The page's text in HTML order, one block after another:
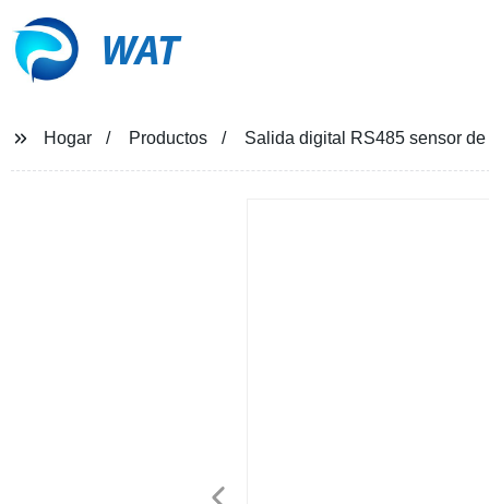
WAT
Hogar Productos Salida digital RS485 sensor